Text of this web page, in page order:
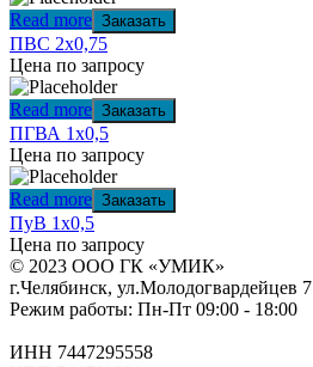
Read more Заказать
ПВС 2х0,75
Цена по запросу
Read more Заказать
ПГВА 1х0,5
Цена по запросу
Read more Заказать
ПуВ 1х0,5
Цена по запросу
© 2023 ООО ГК «УМИК»
г.Челябинск, ул.Молодогвардейцев 7
Режим работы: Пн-Пт 09:00 - 18:00
ИНН 7447295558